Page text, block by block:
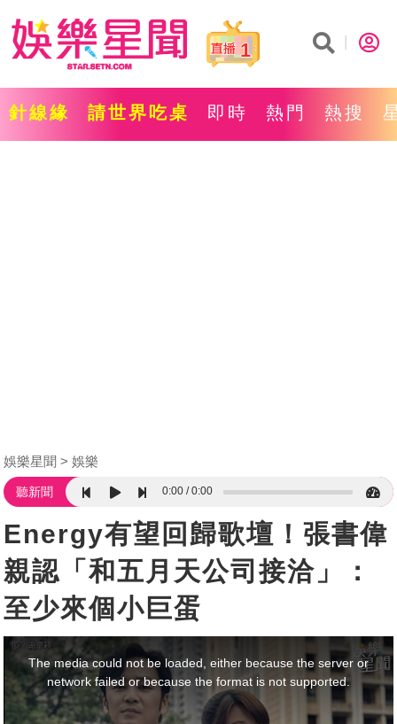
1
針線緣 請世界吃桌 即時 熱門 熱搜
娛樂星聞 娛樂
聽新聞 0:00 0:00
Energy有望回歸歌壇！張書偉
親認「和五月天公司接洽」：
至少來個小巨蛋
This
modal
window.
The media could not be loaded, either because the server or
network failed or because the format is not supported.